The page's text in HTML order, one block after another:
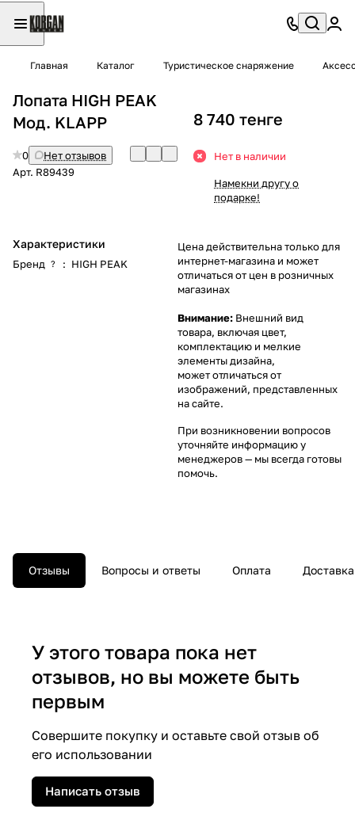
Главная Каталог Туристическое снаряжение
Лопата HIGH PEAK
Мод. KLAPP
0
Нет отзывов
Арт. R89439
Характеристики
Бренд ? : HIGH PEAK
8 740 тенге
Нет в наличии
Намекни другу о
подарке!
Цена действительна только для
интернет-магазина и может
отличаться от цен в розничных
магазинах
Внимание: Внешний вид
товара, включая цвет,
комплектацию и мелкие
элементы дизайна,
может отличаться от
изображений, представленных
на сайте.
При возникновении вопросов
уточняйте информацию у
менеджеров— мы всегда готовы
помочь.
Отзывы Вопросы и ответы Оплата Доставка
У этого товара пока нет
отзывов, но вы можете быть
первым
Совершите покупку и оставьте свой отзыв об
его использовании
Написать отзыв